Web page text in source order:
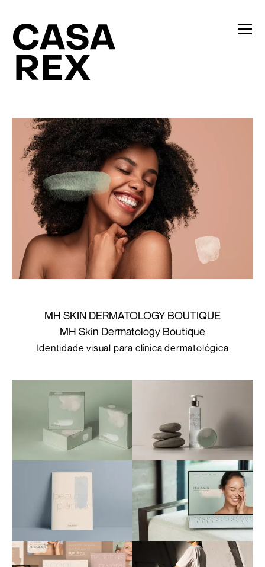
MH SKIN DERMATOLOGY BOUTIQUE
MH Skin Dermatology Boutique
Identidade visual para clínica dermatológica